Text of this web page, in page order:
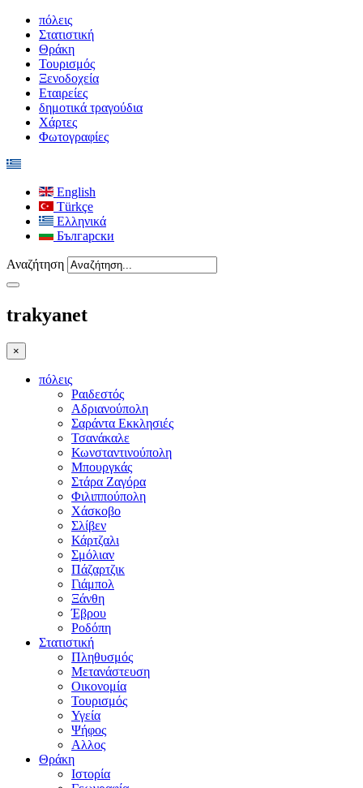
πόλεις
Στατιστική
Θράκη
Τουρισμός
Ξενοδοχεία
Εταιρείες
δημοτικά τραγούδια
Χάρτες
Φωτογραφίες
English
Türkçe
Ελληνικά
Български
Αναζήτηση
trakyanet
×
πόλεις
Ραιδεστός
Αδριανούπολη
Σαράντα Εκκλησιές
Τσανάκαλε
Κωνσταντινούπολη
Μπουργκάς
Στάρα Ζαγόρα
Φιλιππούπολη
Χάσκοβο
Σλίβεν
Κάρτζαλι
Σμόλιαν
Πάζαρτζικ
Γιάμπολ
Ξάνθη
Έβρου
Ροδόπη
Στατιστική
Πληθυσμός
Μετανάστευση
Οικονομία
Τουρισμός
Υγεία
Ψήφος
Αλλος
Θράκη
Ιστορία